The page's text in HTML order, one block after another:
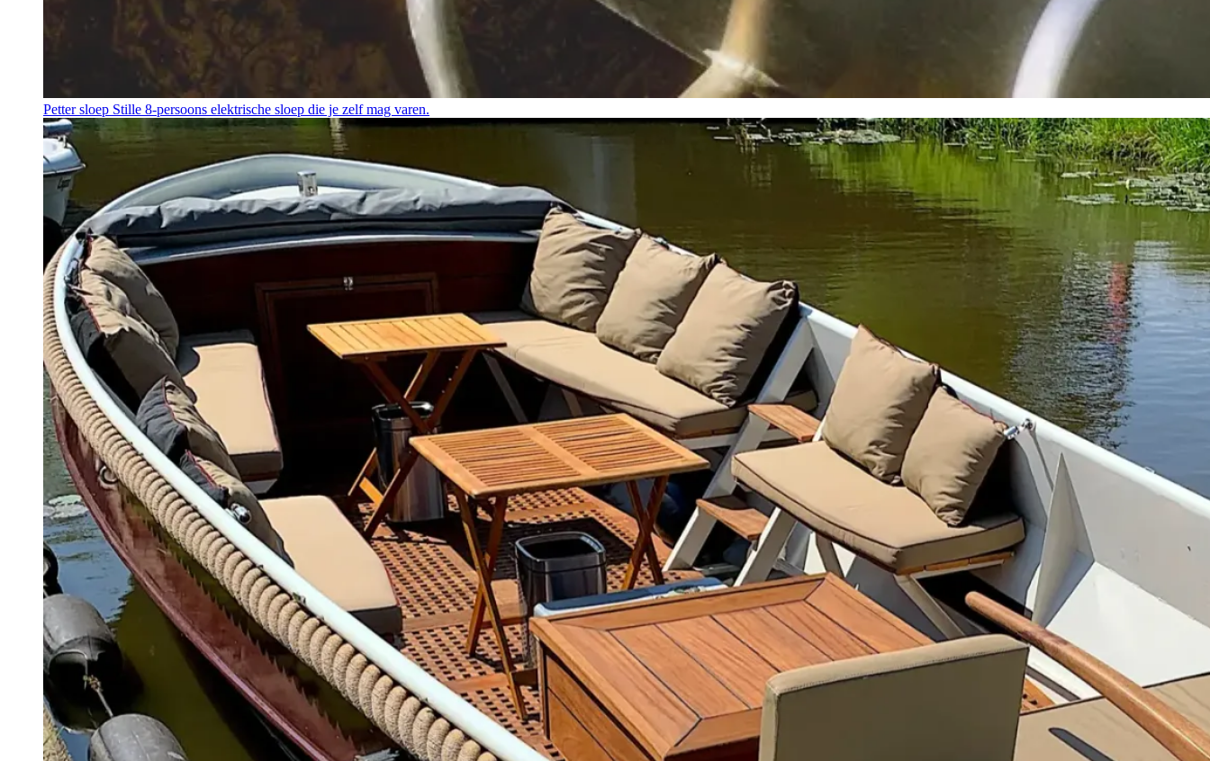
Petter sloep Stille 8-persoons elektrische sloep die je zelf mag varen.